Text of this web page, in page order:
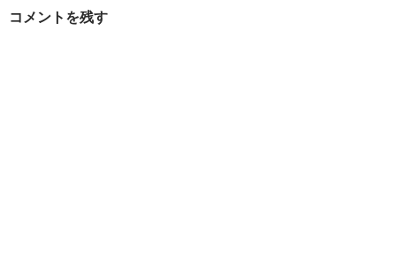
コメントを残す